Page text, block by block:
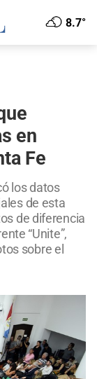
8.7°
en
Fe
los datos
de esta
de diferencia
“Unite”,
sobre el